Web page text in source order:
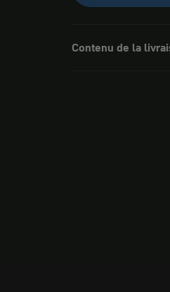
Contenu de la